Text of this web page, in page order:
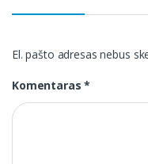
El. pašto adresas nebus
Komentaras*